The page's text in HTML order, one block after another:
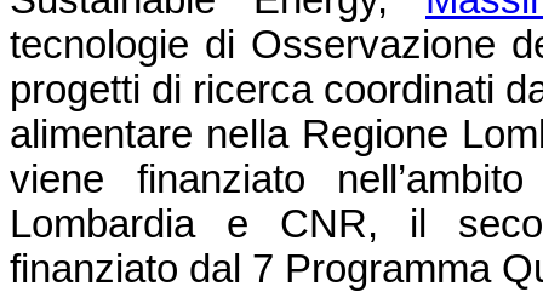
tecnologie di Osservazione
progetti di ricerca coordinati
alimentare nella Regione
viene finanziato
Lombardia e CNR, il
finanziato dal 7 Programma